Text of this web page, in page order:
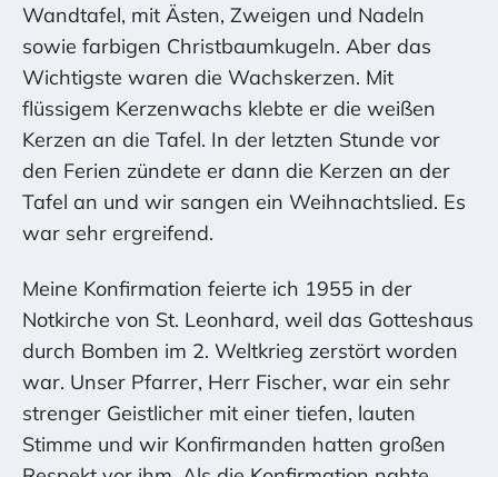
Wandtafel, mit Ästen, Zweigen und Nadeln
sowie farbigen Christbaumkugeln. Aber das
Wichtigste waren die Wachskerzen. Mit
flüssigem Kerzenwachs klebte er die weißen
Kerzen an die Tafel. In der letzten Stunde vor
den Ferien zündete er dann die Kerzen an der
Tafel an und wir sangen ein Weihnachtslied. Es
war sehr ergreifend.
Meine Konfirmation feierte ich 1955 in der
Notkirche von St. Leonhard, weil das Gotteshaus
durch Bomben im 2. Weltkrieg zerstört worden
war. Unser Pfarrer, Herr Fischer, war ein sehr
strenger Geistlicher mit einer tiefen, lauten
Stimme und wir Konfirmanden hatten großen